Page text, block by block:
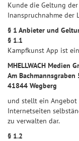
Kunde die Geltung
Inanspruchnahme der
§ 1 Anbieter und
§ 1.1
Kampfkunst App ist
MHELLWACH Medien
Am Bachmannsgraben
41844 Wegberg
und stellt ein
Internetseiten
zu verwalten dar.
§ 1.2